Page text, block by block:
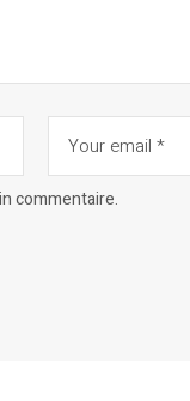
commentaire.